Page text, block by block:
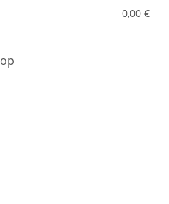
0,00 €